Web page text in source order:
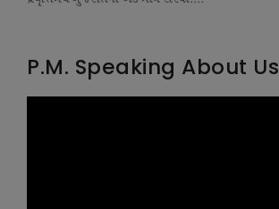
P.M. Speaking About Us